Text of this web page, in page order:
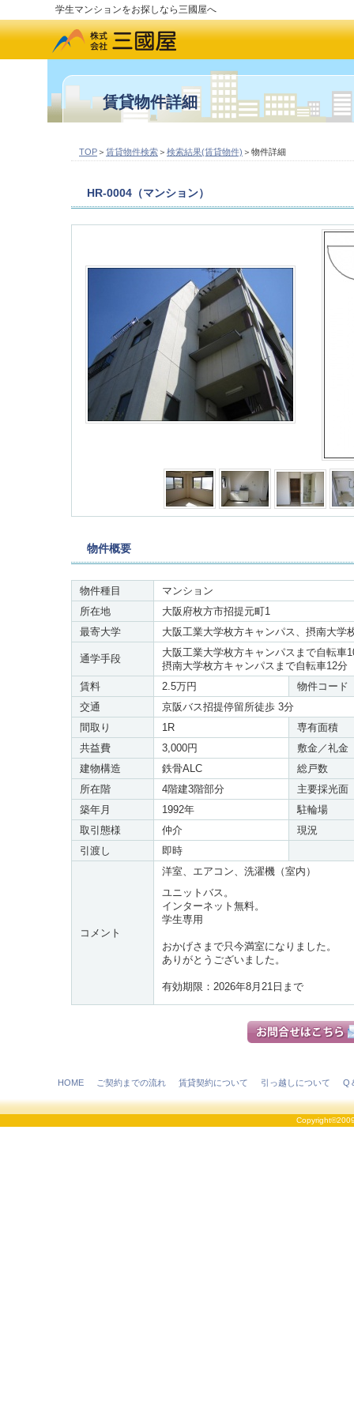
学生マンションをお探しなら三國屋へ
賃貸物件詳細
TOP ＞ 賃貸物件検索 ＞ 検索結果(賃貸物件) ＞物件詳細
HR-0004（マンション）
物件概要
物件種目
マンション
所在地
大阪府枚方市招提元町1
最寄大学
大阪工業大学枚方キャンパス、摂南大学
通学手段
大阪工業大学枚方キャンパスまで自転車
摂南大学枚方キャンパスまで自転車12分
賃料
2.5万円
物件コード
交通
京阪バス招提停留所徒歩 3分
間取り
1R
専有面積
共益費
3,000円
敷金／礼金
建物構造
鉄骨ALC
総戸数
所在階
4階建3階部分
主要採光面
築年月
1992年
駐輪場
取引態様
仲介
現況
引渡し
即時
コメント
洋室、エアコン、洗濯機（室内）
ユニットバス。
インターネット無料。
学生専用
おかげさまで只今満室になりました。
ありがとうございました。
有効期限：2026年8月21日まで
HOME ご契約までの流れ 賃貸契約について 引っ越しについて Q